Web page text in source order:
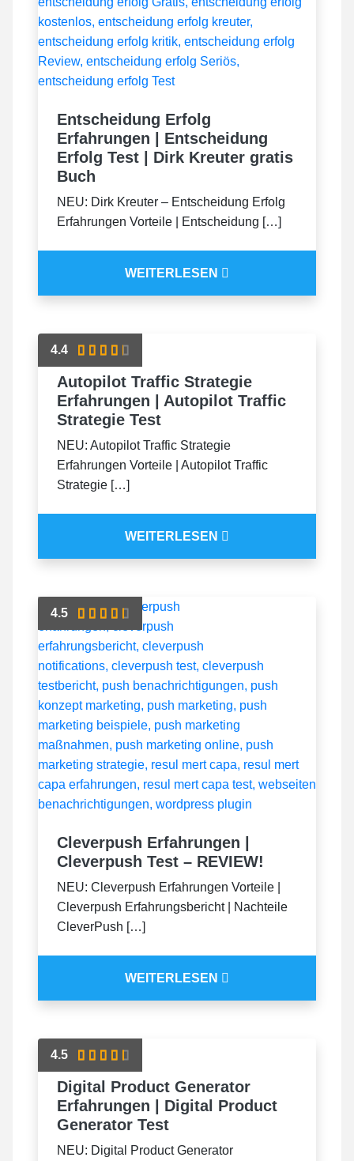
Entscheidung Erfolg
Erfahrungen | Entscheidung
Erfolg Test | Dirk Kreuter gratis
Buch
NEU: Dirk Kreuter – Entscheidung Erfolg
Erfahrungen Vorteile | Entscheidung […]
WEITERLESEN
4.4
Autopilot Traffic Strategie
Erfahrungen | Autopilot Traffic
Strategie Test
NEU: Autopilot Traffic Strategie
Erfahrungen Vorteile | Autopilot Traffic
Strategie […]
WEITERLESEN
4.5
Cleverpush Erfahrungen |
Cleverpush Test – REVIEW!
NEU: Cleverpush Erfahrungen Vorteile |
Cleverpush Erfahrungsbericht | Nachteile
CleverPush […]
WEITERLESEN
4.5
Digital Product Generator
Erfahrungen | Digital Product
Generator Test
NEU: Digital Product Generator